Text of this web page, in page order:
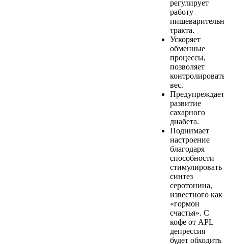
регулирует
работу
тракта.
Ускоряет
обменные
процессы,
позволяет
контролировать
вес.
Предупреждает
развитие
сахарного
диабета.
Поднимает
настроение
благодаря
способности
стимулировать
синтез
серотонина,
известного как
«гормон
счастья». С
кофе от APL
депрессия
будет обходить